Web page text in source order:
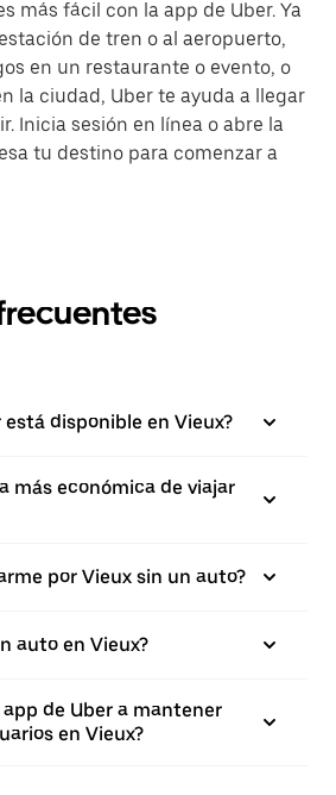
más fácil con la app de Uber. Ya
de tren o al aeropuerto,
en un restaurante o evento, o
la ciudad, Uber te ayuda a llegar
Inicia sesión en línea o abre la
tu destino para comenzar a
está disponible en Vieux?
más económica de viajar
por Vieux sin un auto?
auto en Vieux?
de Uber a mantener
en Vieux?